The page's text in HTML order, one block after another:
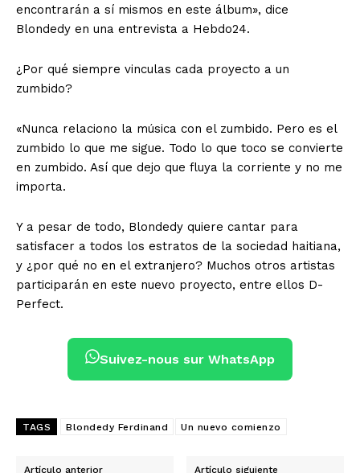
encontrarán a sí mismos en este álbum», dice
Blondedy en una entrevista a Hebdo24.
¿Por qué siempre vinculas cada proyecto a un
zumbido?
«Nunca relaciono la música con el zumbido. Pero es el
zumbido lo que me sigue. Todo lo que toco se convierte
en zumbido. Así que dejo que fluya la corriente y no me
importa.
Y a pesar de todo, Blondedy quiere cantar para
satisfacer a todos los estratos de la sociedad haitiana,
y ¿por qué no en el extranjero? Muchos otros artistas
participarán en este nuevo proyecto, entre ellos D-
Perfect.
Suivez-nous sur WhatsApp
TAGS Blondedy Ferdinand Un nuevo comienzo
Artículo anterior Artículo siguiente